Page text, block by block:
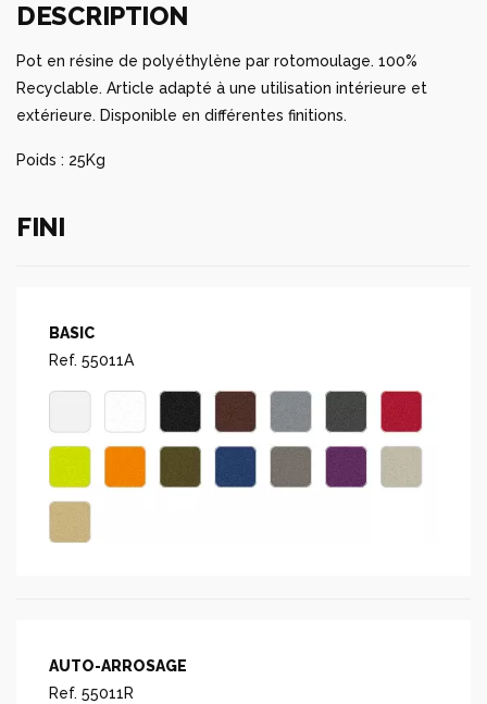
DESCRIPTION
Pot en résine de polyéthylène par rotomoulage. 100%
Recyclable. Article adapté à une utilisation intérieure et
extérieure. Disponible en différentes finitions.
Poids : 25Kg
FINI
BASIC
Ref. 55011A
AUTO-ARROSAGE
Ref. 55011R